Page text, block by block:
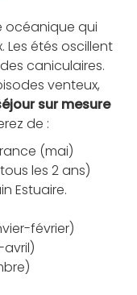
océanique qui
Les étés oscillent
caniculaires.
venteux,
sur mesure
de :
(mai)
les 2 ans)
Estuaire.
février)